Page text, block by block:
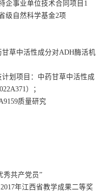
企事业单位技术合同项目1
级自然科学基金2项
草中活性成分对ADH酶活机
划项目：中药甘草中活性成
）；
质量研究
秀共产党员”
2017年江西省教学成果二等奖